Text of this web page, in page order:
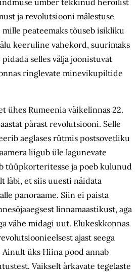
ümber tekkinud heroilist
ja revolutsiooni mälestuse
mille peateemaks tõuseb isikliku
keeruline vahekord, suurimaks
selles välja joonistuvat
ringlevate minevikupiltide
ühes Rumeenia väikelinnas 22.
pärast revolutsiooni. Selle
aeglases rütmis postsovetliku
liigub üle lagunevate
tüüpkorteritesse ja poeb kulunud
läbi, et siis uuesti näidata
panoraame. Siin ei paista
linnamaastikust, aga
vähe midagi uut. Elukeskkonnas
ajast seega
Ainult üks Hiina pood annab
Vaikselt ärkavate tegelaste